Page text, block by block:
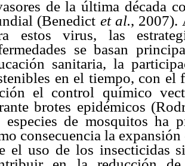
de la última década
(Benedict et al., 2007).
estos virus, las
se basan
sanitaria, la
en el tiempo, con
el control químico
brotes epidémicos
especies de mosquitos ha
consecuencia la
el uso de los insecticidas